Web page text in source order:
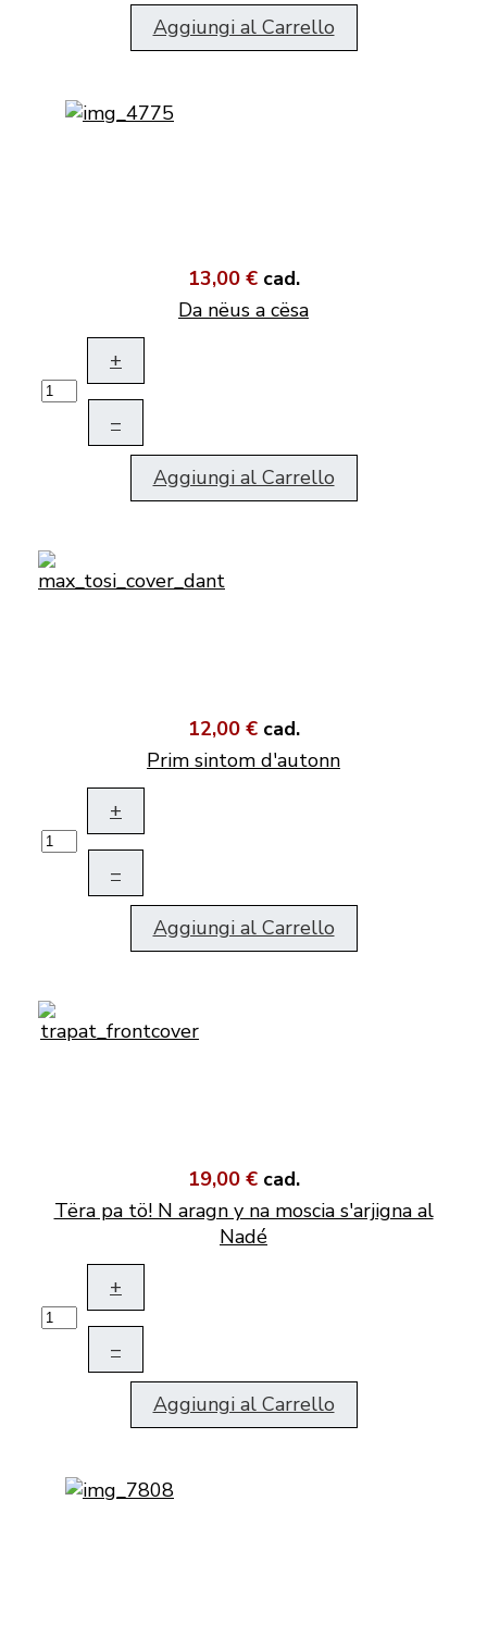
Aggiungi al Carrello
13,00 € cad.
Da nëus a cësa
+
–
Aggiungi al Carrello
12,00 € cad.
Prim sintom d'autonn
+
–
Aggiungi al Carrello
19,00 € cad.
Tëra pa tö! N aragn y na moscia s'arjigna al
Nadé
+
–
Aggiungi al Carrello